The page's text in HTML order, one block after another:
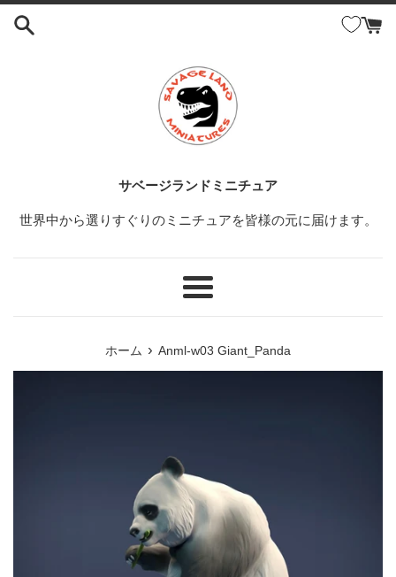
コ
サベージランドミニチュア
世界中から選りすぐりのミニチュアを皆様の元に届けます。
メ
ホーム › Anml-w03 Giant_Panda